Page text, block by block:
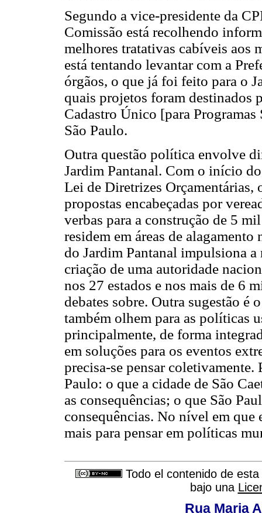
Segundo a vice-presidente da
Comissão está recolhendo
melhores tratativas cabíveis aos
está tentando levantar com a
órgãos, o que já foi feito para o
quais projetos foram destinados
Cadastro Único [para
São Paulo.
Outra questão política envolve
Jardim Pantanal. Com o início
Lei de Diretrizes Orçamentárias,
propostas encabeçadas por
verbas para a construção de 5
residem em áreas de alagamento
do Jardim Pantanal impulsiona
criação de uma autoridade
nos 27 estados e nos mais de 6
debates sobre. Outra sugestão
também olhem para as políticas
principalmente, de forma
em soluções para os eventos
precisa-se pensar
Paulo: o que a cidade de São
as consequências; o que São
consequências. No nível em que
mais para pensar em políticas
Todo el contenido de
bajo una
Rua Maria